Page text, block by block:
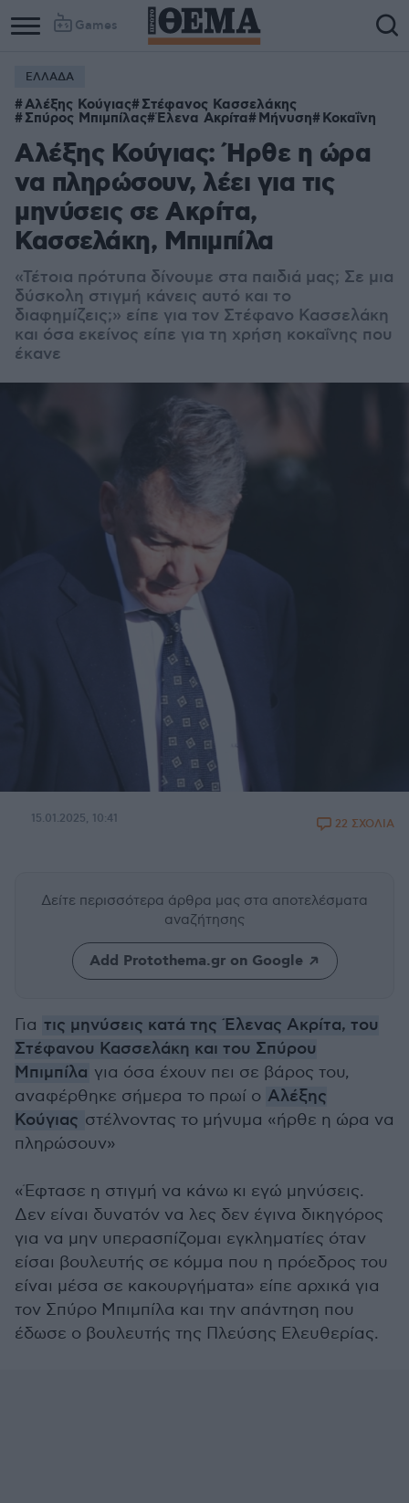
Games
ΕΛΛΑΔΑ
Αλέξης Κούγιας Στέφανος Κασσελάκης
Σπύρος Μπιμπίλας Έλενα Ακρίτα Μήνυση Κοκαΐνη
Αλέξης Κούγιας: Ήρθε η ώρα
να πληρώσουν, λέει για τις
μηνύσεις σε Ακρίτα,
Κασσελάκη, Μπιμπίλα
«Τέτοια πρότυπα δίνουμε στα παιδιά μας; Σε μια
δύσκολη στιγμή κάνεις αυτό και το
διαφημίζεις;» είπε για τον Στέφανο Κασσελάκη
και όσα εκείνος είπε για τη χρήση κοκαΐνης που
έκανε
15.01.2025, 10:41 22 ΣΧΟΛΙΑ
Δείτε περισσότερα άρθρα μας στα αποτελέσματα
αναζήτησης
Add Protothema.gr on Google
Για τις μηνύσεις κατά της Έλενας Ακρίτα, του
Στέφανου Κασσελάκη και του Σπύρου
Μπιμπίλα για όσα έχουν πει σε βάρος του,
αναφέρθηκε σήμερα το πρωί ο Αλέξης
Κούγιας στέλνοντας το μήνυμα «ήρθε η ώρα να
πληρώσουν»
«Έφτασε η στιγμή να κάνω κι εγώ μηνύσεις.
Δεν είναι δυνατόν να λες δεν έγινα δικηγόρος
για να μην υπερασπίζομαι εγκληματίες όταν
είσαι βουλευτής σε κόμμα που η πρόεδρος του
είναι μέσα σε κακουργήματα» είπε αρχικά για
τον Σπύρο Μπιμπίλα και την απάντηση που
έδωσε ο βουλευτής της Πλεύσης Ελευθερίας.